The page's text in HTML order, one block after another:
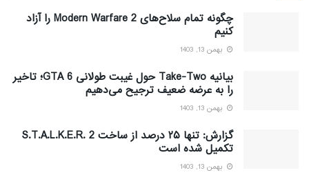
چگونه تمام سلاح‌های Modern Warfare 2 را آزاد
کنیم
بهمن 13, 1403
بیانیه Take-Two حول غیبت طولانی GTA 6؛ تاخیر
را به عرضه ضعیف ترجیح می‌دهیم
بهمن 13, 1403
گزارش: تنها ۲۵ درصد از ساخت S.T.A.L.K.E.R. 2
تکمیل شده است
بهمن 13, 1403